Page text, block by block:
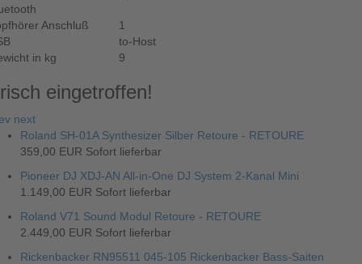
Anschluß
1
to-Host
in kg
9
eingetroffen!
next
Roland SH-01A Synthesizer Silber Retoure - RETOURE
359,00 EUR Sofort lieferbar
Pioneer DJ XDJ-AN All-in-One DJ System 2-Kanal Mini
1.149,00 EUR Sofort lieferbar
Roland V71 Sound Modul Retoure - RETOURE
2.449,00 EUR Sofort lieferbar
Rickenbacker RN95511 045-105 Rickenbacker Bass-Saiten